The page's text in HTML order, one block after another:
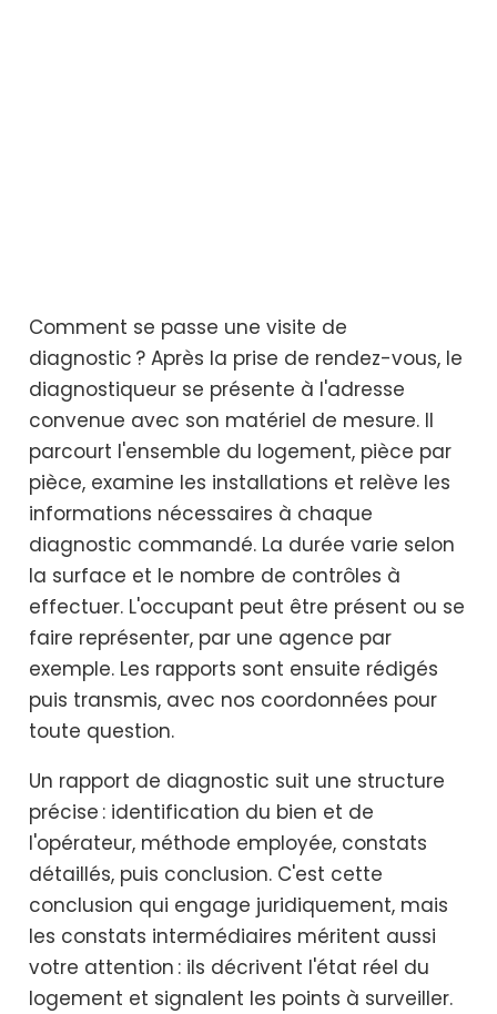
Comment se passe une visite de
diagnostic ? Après la prise de rendez-vous, le
diagnostiqueur se présente à l'adresse
convenue avec son matériel de mesure. Il
parcourt l'ensemble du logement, pièce par
pièce, examine les installations et relève les
informations nécessaires à chaque
diagnostic commandé. La durée varie selon
la surface et le nombre de contrôles à
effectuer. L'occupant peut être présent ou se
faire représenter, par une agence par
exemple. Les rapports sont ensuite rédigés
puis transmis, avec nos coordonnées pour
toute question.
Un rapport de diagnostic suit une structure
précise : identification du bien et de
l'opérateur, méthode employée, constats
détaillés, puis conclusion. C'est cette
conclusion qui engage juridiquement, mais
les constats intermédiaires méritent aussi
votre attention : ils décrivent l'état réel du
logement et signalent les points à surveiller.